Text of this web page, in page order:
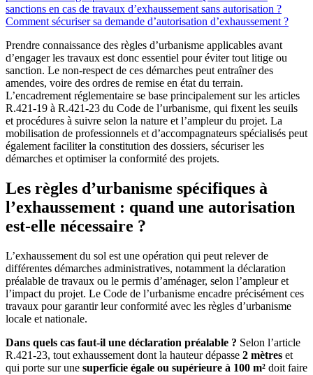
sanctions en cas de travaux d’exhaussement sans autorisation ?
Comment sécuriser sa demande d’autorisation d’exhaussement ?
Prendre connaissance des règles d’urbanisme applicables avant
d’engager les travaux est donc essentiel pour éviter tout litige ou
sanction. Le non-respect de ces démarches peut entraîner des
amendes, voire des ordres de remise en état du terrain.
L’encadrement réglementaire se base principalement sur les articles
R.421-19 à R.421-23 du Code de l’urbanisme, qui fixent les seuils
et procédures à suivre selon la nature et l’ampleur du projet. La
mobilisation de professionnels et d’accompagnateurs spécialisés peut
également faciliter la constitution des dossiers, sécuriser les
démarches et optimiser la conformité des projets.
Les règles d’urbanisme spécifiques à
l’exhaussement : quand une autorisation
est-elle nécessaire ?
L’exhaussement du sol est une opération qui peut relever de
différentes démarches administratives, notamment la déclaration
préalable de travaux ou le permis d’aménager, selon l’ampleur et
l’impact du projet. Le Code de l’urbanisme encadre précisément ces
travaux pour garantir leur conformité avec les règles d’urbanisme
locale et nationale.
Dans quels cas faut-il une déclaration préalable ? Selon l’article
R.421-23, tout exhaussement dont la hauteur dépasse 2 mètres et
qui porte sur une superficie égale ou supérieure à 100 m² doit faire